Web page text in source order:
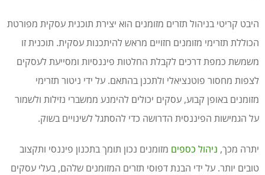
היבט קריטי בניהול תזרים מזומנים הוא יצירת תוכנית עסקית מפורטת
הכוללת תזרימי מזומנים חזויים מראש להיתכנות עסקית. תוכנית זו
משמשת כמפת דרכים לקבלת החלטות פיננסיות ומסייעת לעסקים
לצפות מחסור פוטנציאלי ולתכנן בהתאם. על ידי ניטור תזרימי
מזומנים באופן קבוע, עסקים יכולים להימנע ממשברי נזילות ולשמור
על הגמישות הפיננסית הדרושה כדי להסתגל לשינויים בשוק.
יתרה מכך, ניהול כספים מזומנים נכון תומך בתכנון פיננסי ותקצוב
טובים יותר. על ידי הבנת דפוסי תזרים המזומנים שלהם, בעלי עסקים